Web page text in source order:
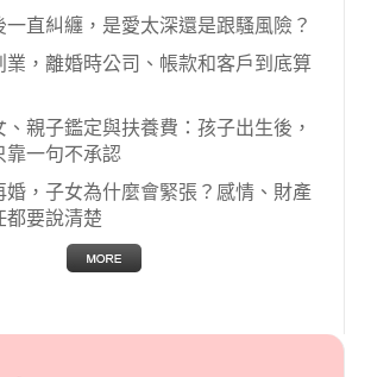
非常多，有些案例…
一直糾纏，是愛太深還是跟騷風險？
業，離婚時公司、帳款和客戶到底算
、親子鑑定與扶養費：孩子出生後，
靠一句不承認
婚，子女為什麼會緊張？感情、財產
都要說清楚